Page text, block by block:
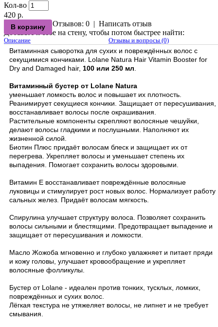
Кол-во
420 р.
Отзывов: 0 | Написать отзыв
Добавьте к себе на стену, чтобы потом быстрее найти:
Описание Отзывы и вопросы (0)
Витаминная сыворотка для сухих и повреждённых волос с
секущимися кончиками. Lolane Natura Hair Vitamin Booster for
Dry and Damaged hair, 100 или 250 мл
Витаминный бустер от Lolane Natura
уменьшает ломкость волос и повышает их плотность.
Реанимирует секущиеся кончики. Защищает от пересушивания,
восстанавливает волосы после окрашивания.
Растительные компоненты скрепляют волосяные чешуйки,
делают волосы гладкими и послушными. Наполняют их
жизненной силой.
Биотин Плюс придаёт волосам блеск и защищает их от
перегрева. Укрепляет волосы и уменьшает степень их
выпадения. Помогает сохранить волосы здоровыми.
Витамин Е восстанавливает повреждённые волосяные
луковицы и стимулирует рост новых волос. Нормализует работу
сальных желез. Придаёт волосам мягкость.
Спирулина улучшает структуру волоса. Позволяет сохранить
волосы сильными и блестящими. Предотвращает выпадение и
защищает от пересушивания и ломкости.
Масло Жожоба мгновенно и глубоко увлажняет и питает пряди
и кожу головы, улучшает кровообращение и укрепляет
волосяные фолликулы.
Бустер от Lolane - идеален против тонких, тусклых, ломких,
повреждённых и сухих волос.
Лёгкая текстура не утяжеляет волосы, не липнет и не требует
смывания.